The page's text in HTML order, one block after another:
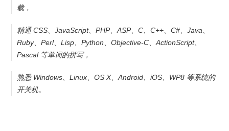
载，
精通 CSS、JavaScript、PHP、ASP、C、C++、C#、Java、
Ruby、Perl、Lisp、Python、Objective-C、ActionScript、
Pascal 等单词的拼写，
熟悉 Windows、Linux、OS X、Android、iOS、WP8 等系统的
开关机。